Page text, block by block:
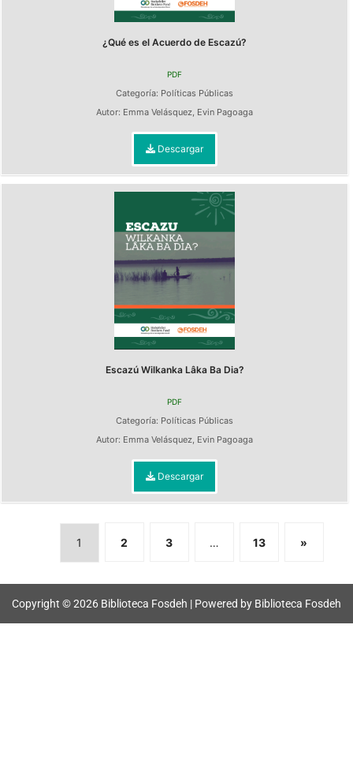
¿Qué es el Acuerdo de Escazú?
PDF
Categoría: Políticas Públicas
Autor: Emma Velásquez, Evin Pagoaga
Descargar
Escazú Wilkanka Lâka Ba Dia?
PDF
Categoría: Políticas Públicas
Autor: Emma Velásquez, Evin Pagoaga
Descargar
1 2 3 … 13 »
Copyright © 2026 Biblioteca Fosdeh | Powered by Biblioteca Fosdeh